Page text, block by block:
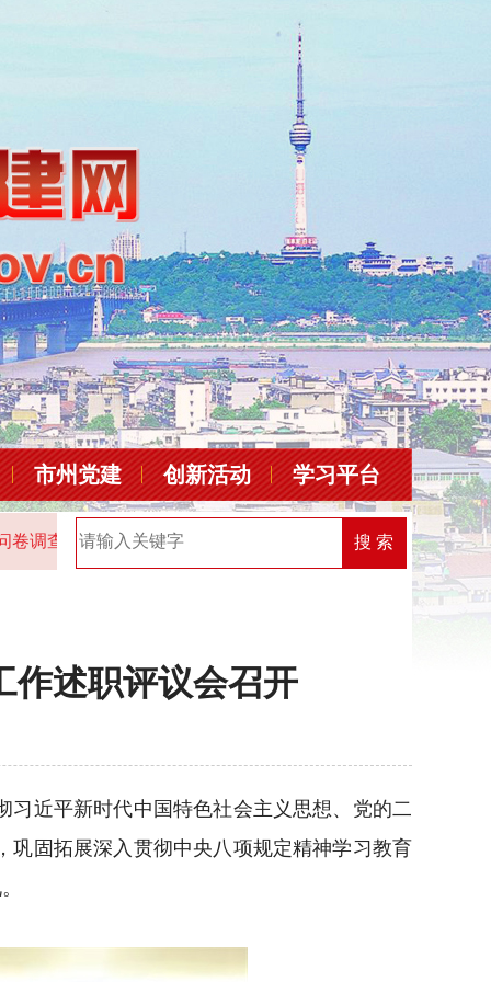
市州党建 创新活动 学习平台
的通知 2025年“机关党建创新榜”优秀案例名单 2026
搜 索
作述职评议会召开
近平新时代中国特色社会主义思想、党的二
固拓展深入贯彻中央八项规定精神学习教育